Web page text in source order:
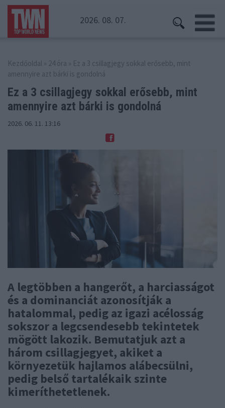
2026. 08. 07.
Kezdőoldal » 24 óra » Ez a 3 csillagjegy sokkal erősebb, mint
amennyire azt bárki is gondolná
Ez a 3 csillagjegy sokkal erősebb, mint
amennyire azt bárki is gondolná
2026. 06. 11. 13:16
A legtöbben a hangerőt, a harciasságot
és a dominanciát azonosítják a
hatalommal, pedig az igazi acélosság
sokszor a legcsendesebb tekintetek
mögött lakozik. Bemutatjuk azt a
három csillagjegyet, akiket a
környezetük hajlamos alábecsülni,
pedig belső tartalékaik szinte
kimeríthetetlenek.